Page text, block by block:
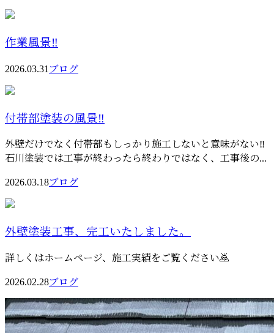
作業風景‼️
2026.03.31 ブログ
付帯部塗装の風景‼️
外壁だけでなく付帯部もしっかり施工しないと意味がない‼️
石川塗装では工事が終わったら終わりではなく、工事後の...
2026.03.18ブログ
外壁塗装工事、完工いたしました。
詳しくはホームページ、施工実績をご覧ください🙇
2026.02.28ブログ